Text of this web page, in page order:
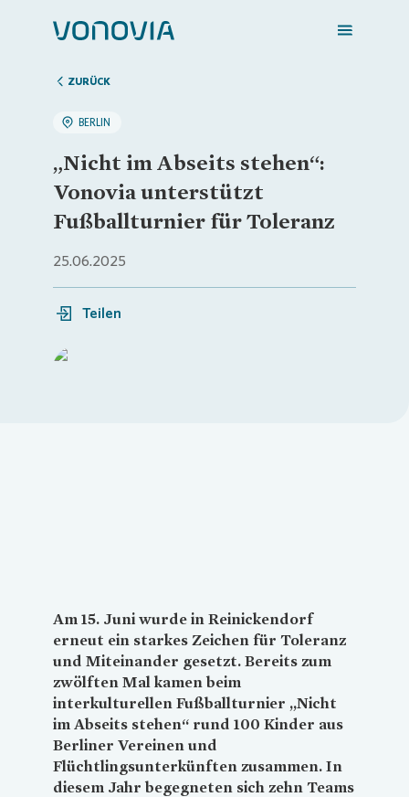
Zuhause finden
Mein Zuhause
Meine Stadt
ZURÜCK
BERLIN
„Nicht im Abseits stehen“:
Vonovia unterstützt
Fußballturnier für Toleranz
25.06.2025
Teilen
Am 15. Juni wurde in Reinickendorf
erneut ein starkes Zeichen für Toleranz
und Miteinander gesetzt. Bereits zum
zwölften Mal kamen beim
interkulturellen Fußballturnier „Nicht
im Abseits stehen“ rund 100 Kinder aus
Berliner Vereinen und
Flüchtlingsunterkünften zusammen. In
diesem Jahr begegneten sich zehn Teams